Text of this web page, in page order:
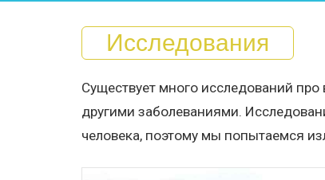
Исследования
Существует много исследований
другими заболеваниями.
человека, поэтому мы попытаемся